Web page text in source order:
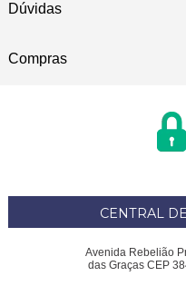
Dúvidas
Compras
CENTRAL
Avenida Rebelião
das Graças CEP